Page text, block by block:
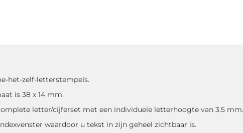
het-zelf-letterstempels.
is 38 x 14 mm.
letter/cijferset met een individuele letterhoogte van 3.5 mm.
waardoor u tekst in zijn geheel zichtbaar is.